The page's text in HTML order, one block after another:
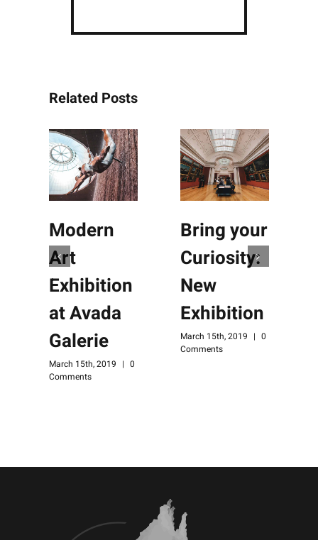
Related Posts
Modern
Art
Exhibition
at Avada
Galerie
March 15th, 2019 | 0
Comments
Bring your
Curiosity:
New
Exhibition
March 15th, 2019 | 0
Comments